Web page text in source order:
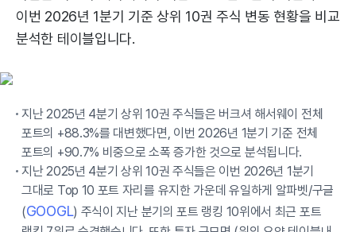
이번 2026년 1분기 기준 상위 10권 주식 변동 현황을 비교
분석한 테이블입니다.
지난 2025년 4분기 상위 10권 주식들은 버크셔 해서웨이 전체
포트의 +88.3%를 대변했다면, 이번 2026년 1분기 기준 전체
포트의 +90.7% 비중으로 소폭 증가한 것으로 분석됩니다.
지난 2025년 4분기 상위 10권 주식들은 이번 2026년 1분기
그대로 Top 10 포트 자리를 유지한 가운데 유일하게 알파벳/구글
(GOOGL) 주식이 지난 분기의 포트 랭킹 10위에서 최근 포트